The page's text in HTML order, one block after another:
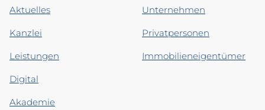
Aktuelles
Kanzlei
Leistungen
Digital
Akademie
Unternehmen
Privatpersonen
Immobilieneigentümer